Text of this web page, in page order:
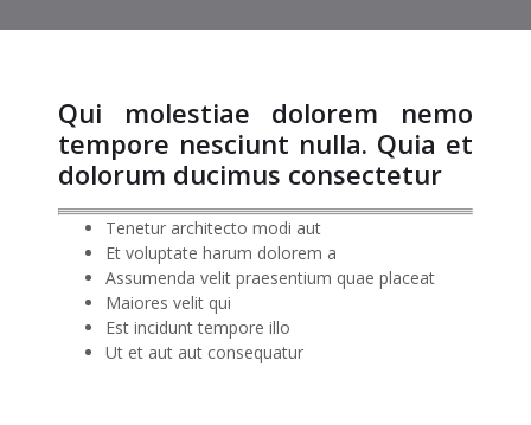
Qui molestiae dolorem nemo
tempore nesciunt nulla. Quia et
dolorum ducimus consectetur
Tenetur architecto modi aut
Et voluptate harum dolorem a
Assumenda velit praesentium quae placeat
Maiores velit qui
Est incidunt tempore illo
Ut et aut aut consequatur